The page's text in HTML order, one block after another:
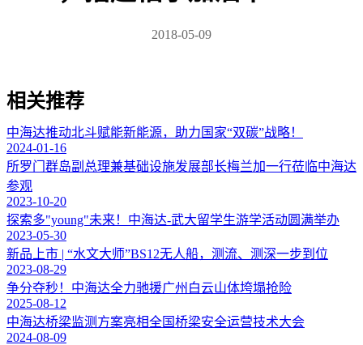
2018-05-09
相关推荐
中海达推动北斗赋能新能源，助力国家“双碳”战略！
2024-01-16
所罗门群岛副总理兼基础设施发展部长梅兰加一行莅临中海达
参观
2023-10-20
探索多"young"未来！中海达-武大留学生游学活动圆满举办
2023-05-30
新品上市 | “水文大师”BS12无人船，测流、测深一步到位
2023-08-29
争分夺秒！中海达全力驰援广州白云山体垮塌抢险
2025-08-12
中海达桥梁监测方案亮相全国桥梁安全运营技术大会
2024-08-09